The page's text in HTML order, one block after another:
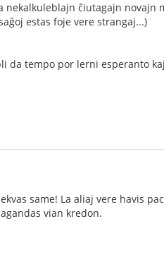
ĉiutagajn novajn
estas foje vere strangaj...)
da tempo por lerni esperanto
same! La aliaj vere havis
vian kredon.